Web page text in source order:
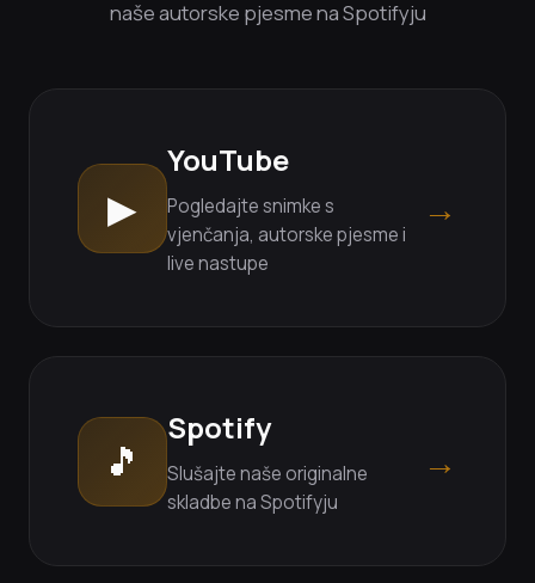
naše autorske pjesme na Spotifyju
▶
YouTube
Pogledajte snimke s
vjenčanja, autorske pjesme i
live nastupe
→
🎵
Spotify
Slušajte naše originalne
skladbe na Spotifyju
→